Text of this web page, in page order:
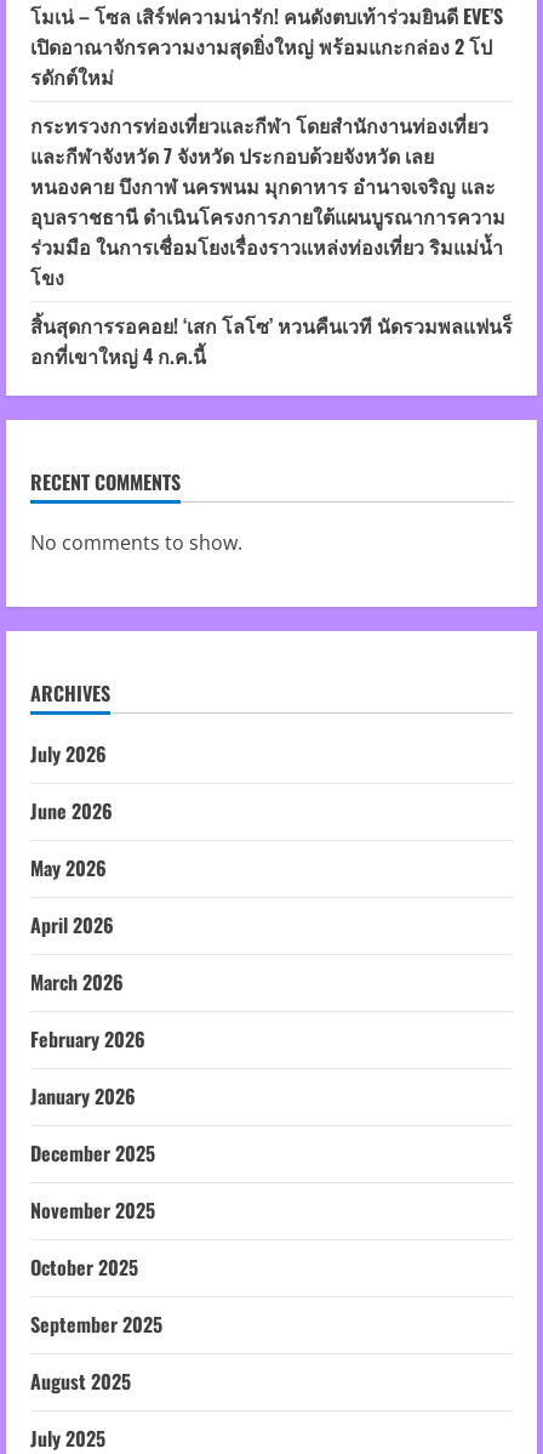
โมเน่ – โซล เสิร์ฟความน่ารัก! คนดังตบเท้าร่วมยินดี EVE’S
เปิดอาณาจักรความงามสุดยิ่งใหญ่ พร้อมแกะกล่อง 2 โป
รดักต์ใหม่
กระทรวงการท่องเที่ยวและกีฬา โดยสำนักงานท่องเที่ยว
และกีฬาจังหวัด 7 จังหวัด ประกอบด้วยจังหวัด เลย
หนองคาย บึงกาฬ นครพนม มุกดาหาร อำนาจเจริญ และ
อุบลราชธานี ดำเนินโครงการภายใต้แผนบูรณาการความ
ร่วมมือ ในการเชื่อมโยงเรื่องราวแหล่งท่องเที่ยว ริมแม่น้ำ
โขง
สิ้นสุดการรอคอย! ‘เสก โลโซ’ หวนคืนเวที นัดรวมพลแฟนร็
อกที่เขาใหญ่ 4 ก.ค.นี้
RECENT COMMENTS
No comments to show.
ARCHIVES
July 2026
June 2026
May 2026
April 2026
March 2026
February 2026
January 2026
December 2025
November 2025
October 2025
September 2025
August 2025
July 2025